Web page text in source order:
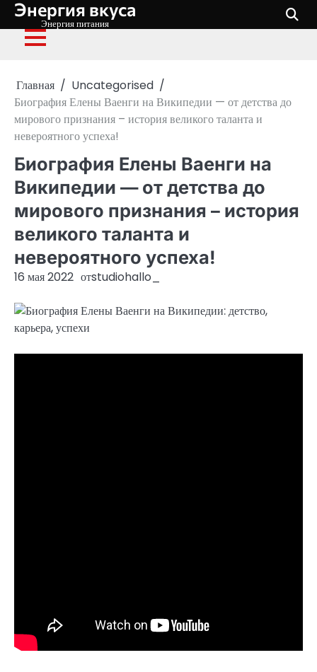
Перейти
содержимому
Энергия вкуса
Энергия питания
Главная
Uncategorised
Биография Елены Ваенги на Википедии — от детства до
мирового признания – история великого таланта и
невероятного успеха!
Биография Елены Ваенги на
Википедии — от детства до
мирового признания – история
великого таланта и
невероятного успеха!
16 мая 2022 отstudiohallo_